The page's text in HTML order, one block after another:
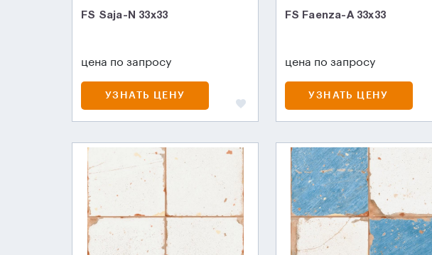
FS Saja-N 33x33
цена по запросу
УЗНАТЬ ЦЕНУ
FS Faenza-A 33x33
цена по запросу
УЗНАТЬ ЦЕНУ